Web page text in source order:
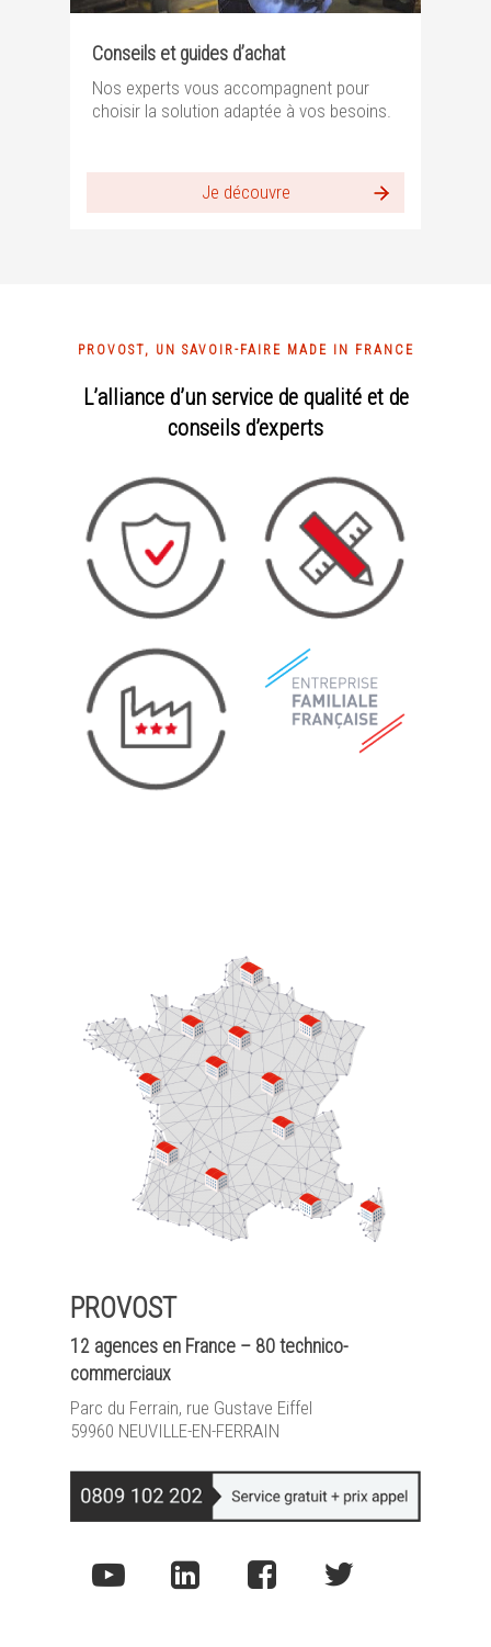
Conseils et guides d’achat
Nos experts vous accompagnent pour
choisir la solution adaptée à vos besoins.
Je découvre
PROVOST, UN SAVOIR-FAIRE MADE IN FRANCE
L’alliance d’un service de qualité et de
conseils d’experts
PROVOST
12 agences en France – 80 technico-
commerciaux
Parc du Ferrain, rue Gustave Eiffel
59960 NEUVILLE-EN-FERRAIN